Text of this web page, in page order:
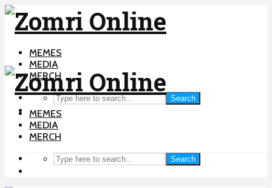
MEMES
MEDIA
MERCH
Search
MEMES
MEDIA
MERCH
Search